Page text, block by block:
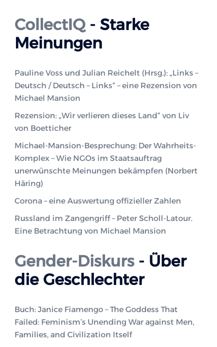
CollectIQ- Starke
Meinungen
Pauline Voss und Julian Reichelt (Hrsg.): „Links –
Deutsch / Deutsch – Links“ – eine Rezension von
Michael Mansion
Rezension: „Wir verlieren dieses Land“ von Liv
von Boetticher
Michael-Mansion-Besprechung: Der Wahrheits-
Komplex – Wie NGOs im Staatsauftrag
unerwünschte Meinungen bekämpfen (Norbert
Häring)
Corona – eine Auswertung offizieller Zahlen
Russland im Zangengriff – Peter Scholl-Latour.
Eine Betrachtung von Michael Mansion
Gender-Diskurs- Über
die Geschlechter
Buch: Janice Fiamengo – The Goddess That
Failed: Feminism’s Unending War against Men,
Families, and Civilization Itself